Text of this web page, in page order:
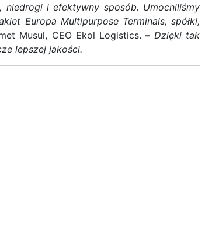
niedrogi i efektywny sposób. Umocniliśmy
Europa Multipurpose Terminals, spółki,
Musul, CEO Ekol Logistics. –Dzięki tak
lepszej jakości.